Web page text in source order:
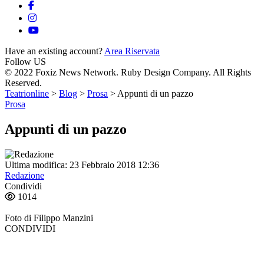
Have an existing account? Area Riservata
Follow US
© 2022 Foxiz News Network. Ruby Design Company. All Rights
Reserved.
Teatrionline > Blog > Prosa > Appunti di un pazzo
Prosa
Appunti di un pazzo
Ultima modifica: 23 Febbraio 2018 12:36
Redazione
Condividi
1014
Foto di Filippo Manzini
CONDIVIDI